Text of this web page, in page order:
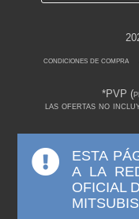
condiciones de compra
*PVP
las ofertas no
ESTA
A LA
OFICIAL